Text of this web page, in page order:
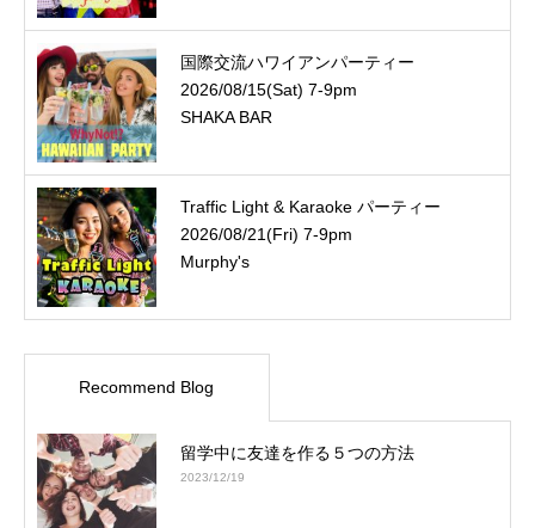
国際交流ハワイアンパーティー
2026/08/15(Sat) 7-9pm
SHAKA BAR
Traffic Light & Karaoke パーティー
2026/08/21(Fri) 7-9pm
Murphy's
Recommend Blog
留学中に友達を作る５つの方法
2023/12/19